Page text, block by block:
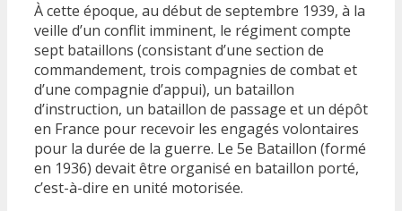
À cette époque, au début de septembre 1939, à la
veille d’un conflit imminent, le régiment compte
sept bataillons (consistant d’une section de
commandement, trois compagnies de combat et
d’une compagnie d’appui), un bataillon
d’instruction, un bataillon de passage et un dépôt
en France pour recevoir les engagés volontaires
pour la durée de la guerre. Le 5e Bataillon (formé
en 1936) devait être organisé en bataillon porté,
c’est-à-dire en unité motorisée.